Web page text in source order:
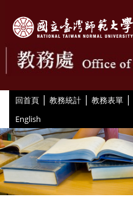
回首頁 | 教務統計 | 教務表單 |
English